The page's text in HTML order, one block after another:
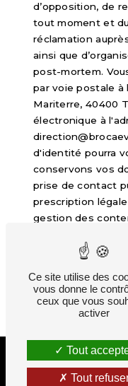
d’opposition, de
tout moment et
réclamation
ainsi que
post-mortem.
par voie postale à
Mariterre, 40400
électronique à
d'identité pourra
conservons vos
prise de contact
prescription
gestion des
vous inscrire sur
démarchage
pour plus
Ce site utilise des
vous donne le
ceux que vous
activer
Tout
Tout